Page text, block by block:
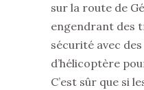
sur la route de
engendrant des
sécurité avec
d’hélicoptère
C’est sûr que si